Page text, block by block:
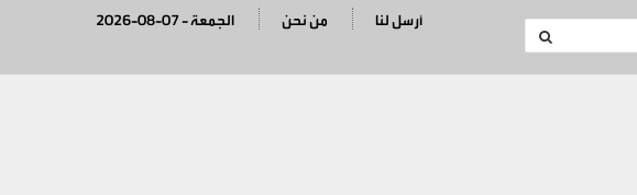
2026-08-07 - الجمعة من نحن أرسل لنا